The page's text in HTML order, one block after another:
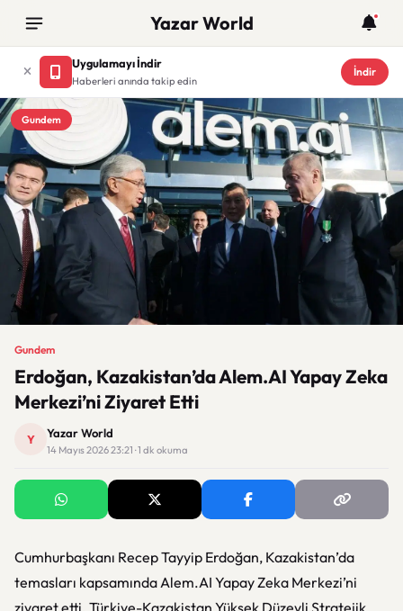
Yazar World
Uygulamayı İndir
Haberleri anında takip edin
İndir
Gundem
Gundem
Erdoğan, Kazakistan’da Alem.AI Yapay Zeka
Merkezi’ni Ziyaret Etti
Y Yazar World
14 Mayıs 2026 23:21 · 1 dk okuma
Cumhurbaşkanı Recep Tayyip Erdoğan, Kazakistan’da
temasları kapsamında Alem.AI Yapay Zeka Merkezi’ni
ziyaret etti. Türkiye-Kazakistan Yüksek Düzeyli Stratejik